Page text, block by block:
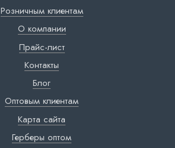
Розничным клиентам
О компании
Прайс-лист
Контакты
Блог
Оптовым клиентам
Карта сайта
Герберы оптом